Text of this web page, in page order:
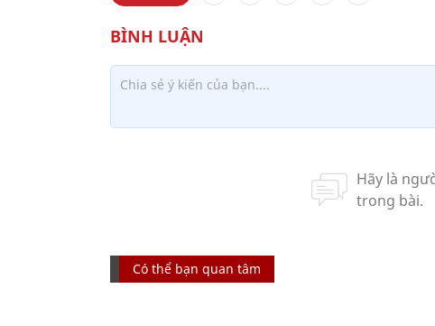
Có thể bạn quan tâm